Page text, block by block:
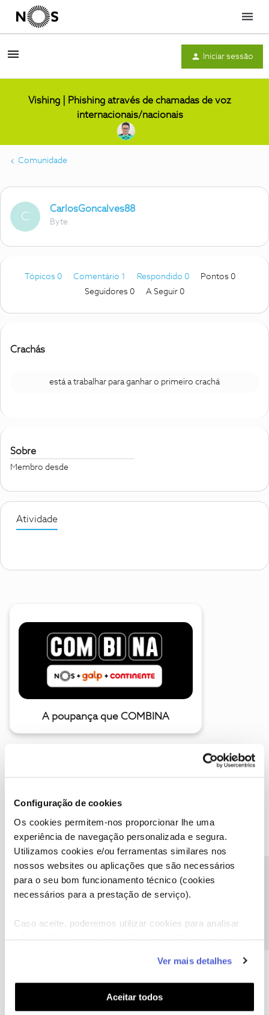
Configuração de cookies
Os cookies permitem-nos proporcionar lhe uma
experiência de navegação personalizada e segura.
Utilizamos cookies e/ou ferramentas similares nos
nossos websites ou aplicações que são necessários
para o seu bom funcionamento técnico (cookies
necessários para a prestação de serviço).
Caso aceite, poderemos utilizar cookies para analisar
funcionalidades (cookies de personalização e
funcionalidade) e adaptar anúncios aos seus interesses
(cookies de publicidade personalizada). Pode gerir a
utilização dos cookies clicando em "Configurar
Ver mais detalhes
Aceitar todos
Menu
Iniciar sessão
Vishing | Phishing através de chamadas de voz
internacionais/nacionais
Comunidade
C
CarlosGoncalves88
Byte
Tópicos 0 Comentário 1 Respondido 0
Pontos 0
Seguidores 0 A Seguir 0
Crachás
está a trabalhar para ganhar o primeiro crachá
Sobre
Membro desde
Atividade
A poupança que COMBINA
Descubra as novidades de julho
Hall of Fame de julho